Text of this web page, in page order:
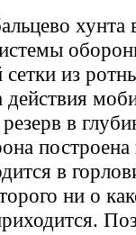
хунта
сетки из
в
в
ни о